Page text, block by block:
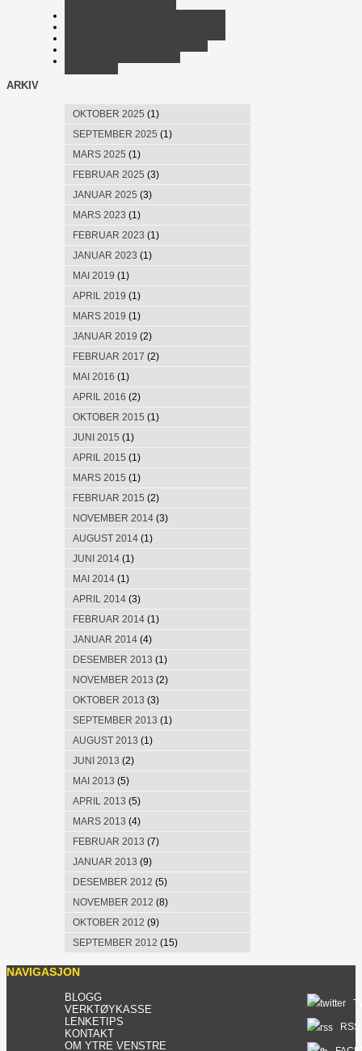
ARKIV
OKTOBER 2025 (1)
SEPTEMBER 2025 (1)
MARS 2025 (1)
FEBRUAR 2025 (3)
JANUAR 2025 (3)
MARS 2023 (1)
FEBRUAR 2023 (1)
JANUAR 2023 (1)
MAI 2019 (1)
APRIL 2019 (1)
MARS 2019 (1)
JANUAR 2019 (2)
FEBRUAR 2017 (2)
MAI 2016 (1)
APRIL 2016 (2)
OKTOBER 2015 (1)
JUNI 2015 (1)
APRIL 2015 (1)
MARS 2015 (1)
FEBRUAR 2015 (2)
NOVEMBER 2014 (3)
AUGUST 2014 (1)
JUNI 2014 (1)
MAI 2014 (1)
APRIL 2014 (3)
FEBRUAR 2014 (1)
JANUAR 2014 (4)
DESEMBER 2013 (1)
NOVEMBER 2013 (2)
OKTOBER 2013 (3)
SEPTEMBER 2013 (1)
AUGUST 2013 (1)
JUNI 2013 (2)
MAI 2013 (5)
APRIL 2013 (5)
MARS 2013 (4)
FEBRUAR 2013 (7)
JANUAR 2013 (9)
DESEMBER 2012 (5)
NOVEMBER 2012 (8)
OKTOBER 2012 (9)
SEPTEMBER 2012 (15)
NAVIGASJON
BLOGG
VERKTØYKASSE
LENKETIPS
KONTAKT
OM YTRE VENSTRE